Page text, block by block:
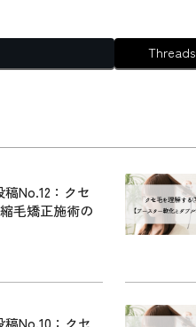
Threads
稿No.12：クセ
毛矯正施術の
稿No.10：クセ